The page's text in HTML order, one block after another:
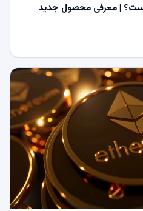
| معرفی محصول جدید